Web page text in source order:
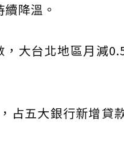
降溫。
大台北地區月減
占五大銀行新增貸